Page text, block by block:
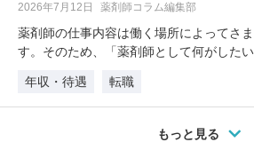
2026年7月12日 薬剤師コラム編集部
薬剤師の仕事内容は働く場所によってさ
す。そのため、「薬剤師として何がしたい
年収・待遇
転職
もっと見る